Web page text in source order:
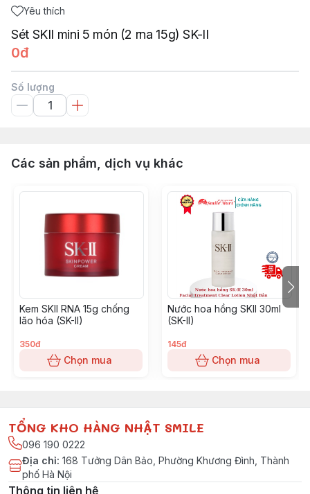
Yêu thích
Sét SKII mini 5 món (2 rna 15g) SK-II
0đ
Số lượng
Các sản phẩm, dịch vụ khác
Kem SKII RNA 15g chống
lão hóa (SK-II)
350đ
Chọn mua
Nước hoa hồng SKII 30ml
(SK-II)
145đ
Chọn mua
TỔNG KHO HÀNG NHẬT SMILE
096 190 0222
Địa chỉ: 168 Tưởng Dân Bảo, Phường Khương Đình, Thành
phố Hà Nội
Thông tin liên hệ